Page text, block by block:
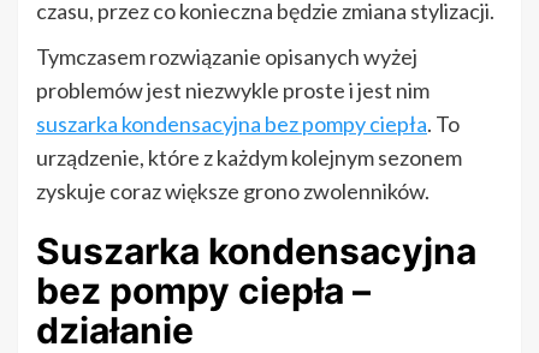
czasu, przez co konieczna będzie zmiana stylizacji.
Tymczasem rozwiązanie opisanych wyżej
problemów jest niezwykle proste i jest nim
suszarka kondensacyjna bez pompy ciepła. To
urządzenie, które z każdym kolejnym sezonem
zyskuje coraz większe grono zwolenników.
Suszarka kondensacyjna
bez pompy ciepła –
działanie